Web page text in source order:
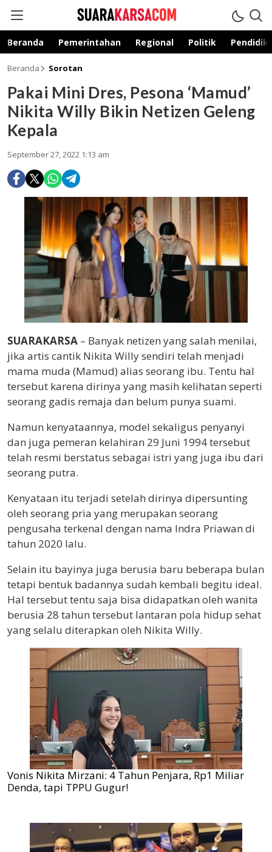
suarakarsa.com
Informasi terpercaya
Beranda Pemerintahan Regional Politik
Beranda Sorotan
Pakai Mini Dres, Pesona ‘Mamud’
Nikita Willy Bikin Netizen Geleng
Kepala
September 27, 2022 1:13 am
SUARAKARSA – Banyak netizen yang salah menilai,
jika artis cantik Nikita Willy sendiri telah menjadi
mama muda (Mamud) alias seorang ibu. Tentu hal
tersebut karena dirinya yang masih kelihatan seperti
seorang gadis remaja dan belum punya suami.
Namun kenyataannya, model sekaligus penyanyi
dan juga pemeran kelahiran 29 Juni 1994 tersebut
telah resmi berstatus sebagai istri yang juga ibu dari
seorang putra.
Kenyataan itu terjadi setelah dirinya dipersunting
oleh seorang pria yang merupakan seorang
pengusaha terkenal dengan nama Indra Priawan di
tahun 2020 lalu.
Selain itu bayinya juga berusia baru beberapa bulan
tetapi bentuk badannya sudah kembali begitu ideal.
Hal tersebut tentu saja bisa didapatkan oleh wanita
berusia 28 tahun tersebut lantaran pola hidup sehat
yang selalu diterapkan oleh Nikita Willy.
Vonis Nikita Mirzani: 4 Tahun Penjara, Rp1 Miliar
Denda, tapi TPPU Gugur!